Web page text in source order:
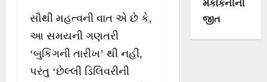
સૌથી મહત્વની વાત એ છે કે,
આ સમયની ગણતરી
‘બુકિંગની તારીખ’ થી નહીં,
પરંતુ ‘છેલ્લી ડિલિવરીની
મેકકિનીની
જીત